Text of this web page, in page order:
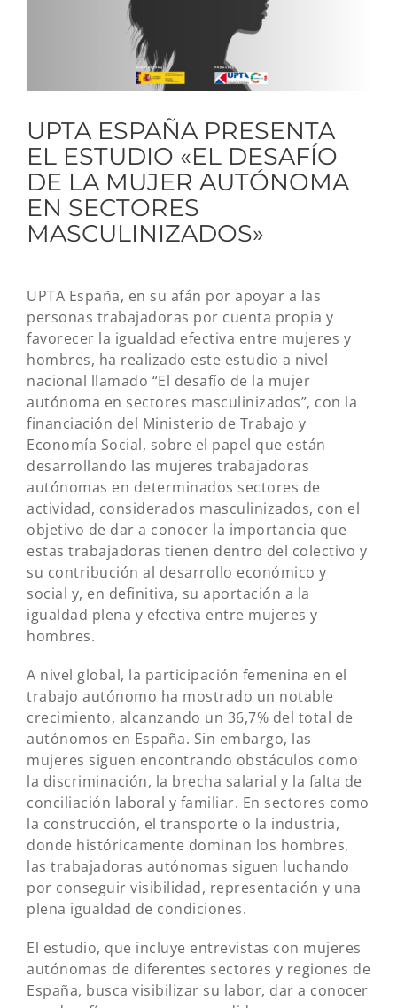
UPTA ESPAÑA PRESENTA
EL ESTUDIO «EL DESAFÍO
DE LA MUJER AUTÓNOMA
EN SECTORES
MASCULINIZADOS»
UPTA España, en su afán por apoyar a las
personas trabajadoras por cuenta propia y
favorecer la igualdad efectiva entre mujeres y
hombres, ha realizado este estudio a nivel
nacional llamado “El desafío de la mujer
autónoma en sectores masculinizados”, con la
financiación del Ministerio de Trabajo y
Economía Social, sobre el papel que están
desarrollando las mujeres trabajadoras
autónomas en determinados sectores de
actividad, considerados masculinizados, con el
objetivo de dar a conocer la importancia que
estas trabajadoras tienen dentro del colectivo y
su contribución al desarrollo económico y
social y, en definitiva, su aportación a la
igualdad plena y efectiva entre mujeres y
hombres.
A nivel global, la participación femenina en el
trabajo autónomo ha mostrado un notable
crecimiento, alcanzando un 36,7% del total de
autónomos en España. Sin embargo, las
mujeres siguen encontrando obstáculos como
la discriminación, la brecha salarial y la falta de
conciliación laboral y familiar. En sectores como
la construcción, el transporte o la industria,
donde históricamente dominan los hombres,
las trabajadoras autónomas siguen luchando
por conseguir visibilidad, representación y una
plena igualdad de condiciones.
El estudio, que incluye entrevistas con mujeres
autónomas de diferentes sectores y regiones de
España, busca visibilizar su labor, dar a conocer